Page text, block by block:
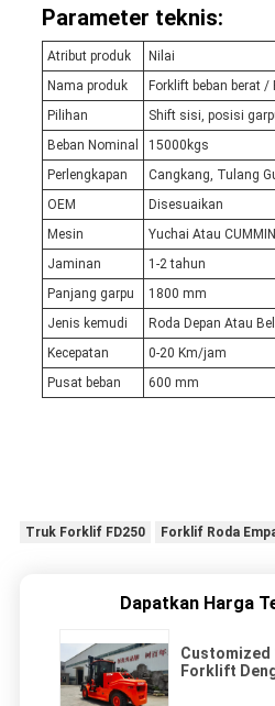
Parameter teknis:
Atribut produk
Nilai
Nama produk
Forklift beban berat
Pilihan
Shift sisi, posisi
Beban Nominal
15000kgs
Perlengkapan
Cangkang, Tulang
OEM
Disesuaikan
Mesin
Yuchai Atau
Jaminan
1-2 tahun
Panjang garpu
1800 mm
Jenis kemudi
Roda Depan Atau
Kecepatan
0-20 Km/jam
Pusat beban
600 mm
Truk Forklif FD250 Forklif Roda
Dapatkan Harga
Customized
Forklift